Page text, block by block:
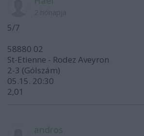
5/7
58880 02
St-Etienne - Rodez Aveyron
2-3 (Gólszám)
05.15. 20:30
2,01